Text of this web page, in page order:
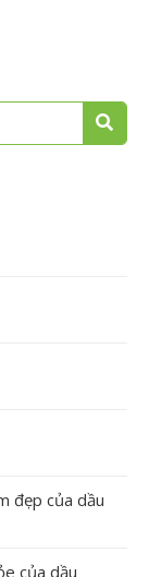
đẹp của dầu
của dầu